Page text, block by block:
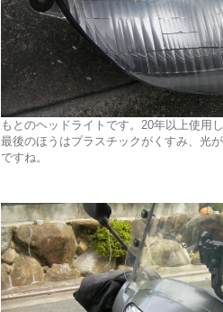
もとのヘッドライトです。20年以上使用
最後のほうはプラスチックがくすみ、光
ですね。